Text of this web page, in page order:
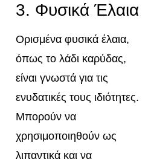
3. Φυσικά Έλαια
Ορισμένα φυσικά έλαια,
όπως το λάδι καρύδας,
είναι γνωστά για τις
ενυδατικές τους ιδιότητες.
Μπορούν να
χρησιμοποιηθούν ως
λιπαντικά και να